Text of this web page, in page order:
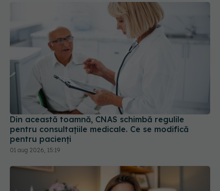
Din această toamnă, CNAS schimbă regulile
pentru consultațiile medicale. Ce se modifică
pentru pacienți
01 aug 2026, 15:19